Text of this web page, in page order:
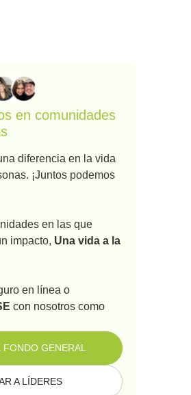
en comunidades
diferencia en la vida
¡Juntos podemos
en las que
impacto, Una vida a la
en línea o
con nosotros como
FONDO GENERAL
A LÍDERES